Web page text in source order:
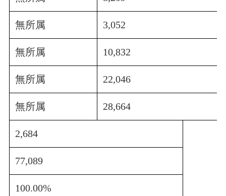
無所属 3,052
無所属 10,832
無所属 22,046
無所属 28,664
2,684
77,089
100.00%